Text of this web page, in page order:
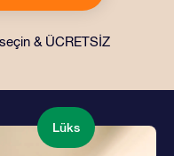
arkadaşlarınıza ve
& ÜCRETSİZ
Lüks